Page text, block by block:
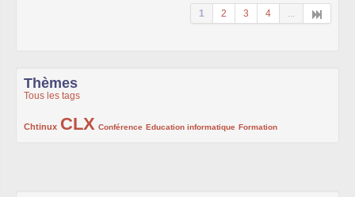
1 2 3 4 ...
Thèmes
Tous les tags
Chtinux
222/1002CLX
1002/1002 Conférence
132/1002 Education informatique
119/1002 Formation
168/1002